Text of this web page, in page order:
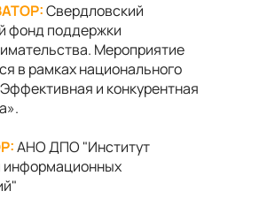
Свердловский
фонд поддержки
Мероприятие
в рамках национального
и конкурентная
АНО ДПО "Институт
информационных